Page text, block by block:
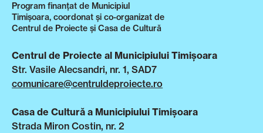
Program finanțat de Municipiul
Timișoara, coordonat și co-organizat de
Centrul de Proiecte și Casa de Cultură
Centrul de Proiecte al Municipiului Timișoara
Str. Vasile Alecsandri, nr. 1, SAD7
comunicare@centruldeproiecte.ro
Casa de Cultură a Municipiului Timișoara
Strada Miron Costin, nr. 2